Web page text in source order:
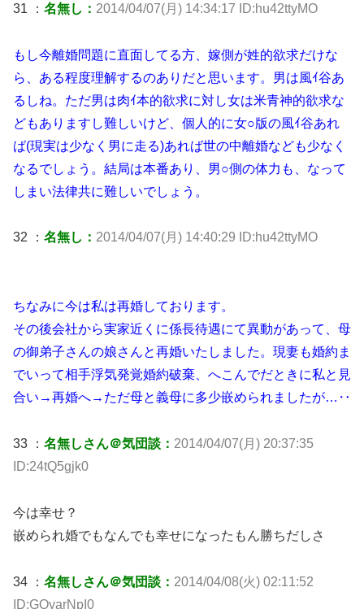
31 ： 名無し： 2014/04/07(月) 14:34:17 ID:hu42ttyMO
もし今離婚問題に直面してる方、嫁側が姓的欲求だけな
ら、ある程度理解するのありだと思います。男は風ｲ谷あ
るしね。ただ男は肉ｲ本的欲求に対し女は米青神的欲求な
どもありますし難しいけど、個人的に女○版の風ｲ谷あれ
ば(現実は少なく男に走る)あれば世の中離婚なども少なく
なるでしょう。結局は本番あり、男○側の体力も、なって
しまい法律共に難しいでしょう。
32 ： 名無し： 2014/04/07(月) 14:40:29 ID:hu42ttyMO
ちなみに今は私は再婚しております。
その後会社から実家近くに係長待遇にて異動があって、母
の御弟子さんの娘さんと再婚いたしました。現妻も婚約ま
でいって相手浮気発覚婚約破棄、へこんでだときに私と見
合い→再婚へ→ただ母と義母に多少嵌められましたが…‥
33 ： 名無しさん＠気団談： 2014/04/07(月) 20:37:35
ID:24tQ5gjk0
今は幸せ？
嵌められ婚でもなんでも幸せになったもん勝ちだしさ
34 ： 名無しさん＠気団談： 2014/04/08(火) 02:11:52
ID:GOyarNpI0